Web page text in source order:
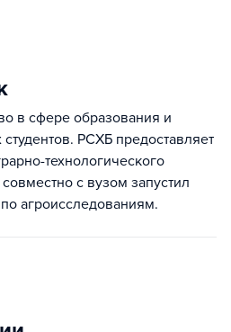
в сфере образования и
РСХБ предоставляет
технологического
с вузом запустил
агроисследованиям.